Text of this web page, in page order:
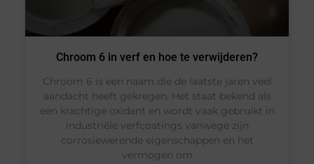
Chroom 6 in verf en hoe te verwijderen?
Chroom 6 is een naam die de laatste jaren veel
aandacht heeft gekregen. Het staat bekend als
een krachtige oxidant en wordt vaak gebruikt in
industriële verfcoatings vanwege zijn
corrosiewerende eigenschappen en het
vermogen om